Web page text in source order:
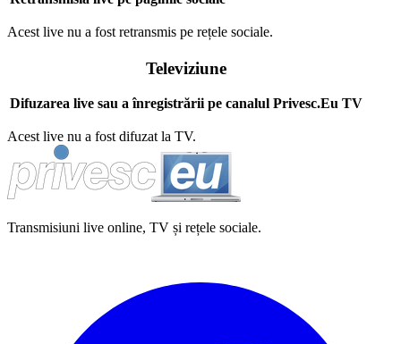
Acest live nu a fost retransmis pe rețele sociale.
Televiziune
Difuzarea live sau a înregistrării pe canalul Privesc.Eu TV
Acest live nu a fost difuzat la TV.
Transmisiuni live online, TV și rețele sociale.